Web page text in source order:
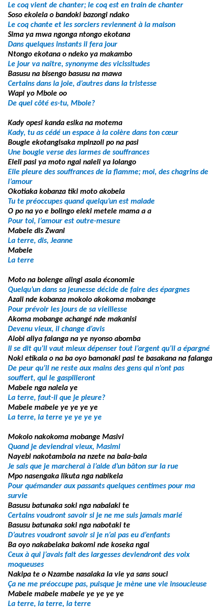
Le coq vient de chanter; le coq est en train de chanter
Soso ekolela o bandoki bazongi ndako
Le coq chante et les sorciers reviennent à la maison
Sima ya mwa ngonga ntongo ekotana
Dans quelques instants il fera jour
Ntongo ekotana o ndeko ya makambo
Le jour va naître, synonyme des vicissitudes
Basusu na bisengo basusu na mawa
Certains dans la joie, d’autres dans la tristesse
Wapi yo Mbole oo
De quel côté es-tu, Mbole?
Kady opesi kanda esika na motema
Kady, tu as cédé un espace à la colère dans ton cœur
Bougie ekotangisaka mpinzoli po na pasi
Une bougie verse des larmes de souffrances
Eleli pasi ya moto ngai naleli ya lolango
Elle pleure des souffrances de la flamme; moi, des chagrins de
l’amour
Okotiaka kobanza tiki moto akobela
Tu te préoccupes quand quelqu’un est malade
O po na yo e bolingo eleki metele mama a a
Pour toi, l’amour est outre-mesure
Mabele dis Zwani
La terre, dis, Jeanne
Mabele
La terre
Moto na bolenge alingi asala économie
Quelqu’un dans sa jeunesse décide de faire des épargnes
Azali nde kobanza mokolo akokoma mobange
Pour prévoir les jours de sa vieillesse
Akoma mobange achangé nde makanisi
Devenu vieux, il change d’avis
Alobi aliya falanga na ye nyonso abomba
Il se dit qu’il vaut mieux dépenser tout l’argent qu’il a épargné
Noki etikala o na ba oyo bamonaki pasi te basakana na falanga
De peur qu’il ne reste aux mains des gens qui n’ont pas
souffert, qui le gaspilleront
Mabele nga nalela ye
La terre, faut-il que je pleure?
Mabele mabele ye ye ye ye
La terre, la terre ye ye ye ye
Mokolo nakokoma mobange Masivi
Quand je deviendrai vieux, Masimi
Nayebi nakotambola na nzete na bala-bala
Je sais que je marcherai à l’aide d’un bâton sur la rue
Mpo nasengaka likuta nga nabikela
Pour quémander aux passants quelques centimes pour ma
survie
Basusu batunaka soki nga nabalaki te
Certains voudront savoir si je ne me suis jamais marié
Basusu batunaka soki nga nabotaki te
D’autres voudront savoir si je n’ai pas eu d’enfants
Ba oyo nakabelaka bakomi nde koseka ngai
Ceux à qui j’avais fait des largesses deviendront des voix
moqueuses
Nakipa te o Nzambe nasalaka la vie ya sans souci
Ça ne me préoccupe pas, puisque je mène une vie insoucieuse
Mabele mabele mabele ye ye ye ye
La terre, la terre, la terre